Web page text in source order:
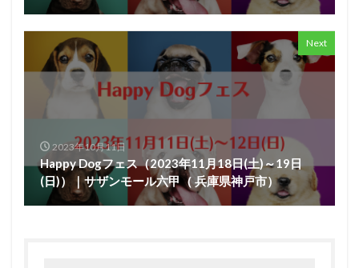
Next
2023年10月11日
Happy Dogフェス（2023年11月18日(土)～19日
(日)）｜サザンモール六甲（ 兵庫県神戸市）